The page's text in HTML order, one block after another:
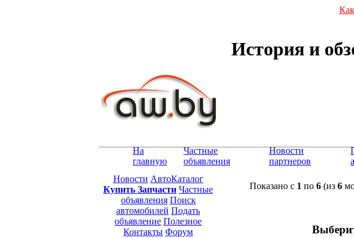
История и
На
главную
Частные
объявления
Новости
партнеров
Новости АвтоКаталог
Купить Запчасти Частные
объявления Поиск
автомобилей Подать
объявление Полезное
Контакты Форум
Показано с 1 по 6 (из 6